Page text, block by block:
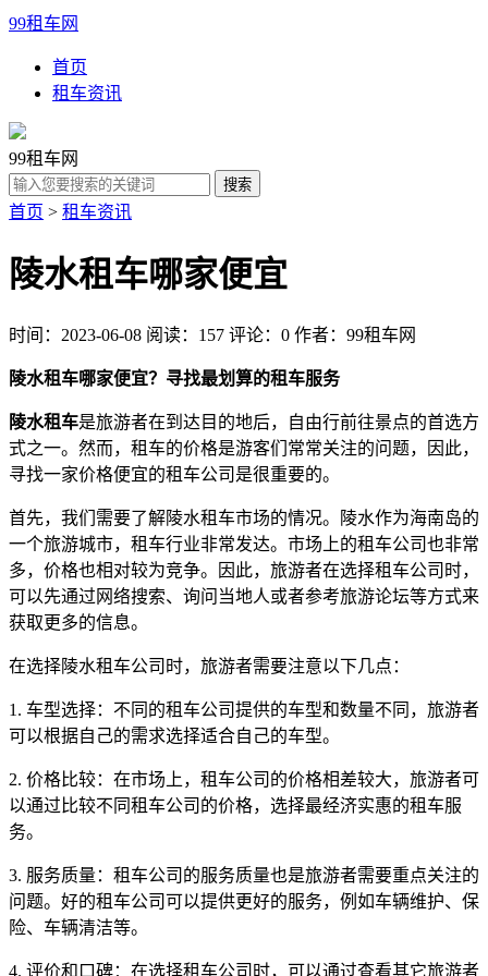
99租车网
首页
租车资讯
99租车网
首页 > 租车资讯
陵水租车哪家便宜
时间：2023-06-08 阅读：157 评论：0 作者：99租车网
陵水租车哪家便宜？寻找最划算的租车服务
陵水租车是旅游者在到达目的地后，自由行前往景点的首选方
式之一。然而，租车的价格是游客们常常关注的问题，因此，
寻找一家价格便宜的租车公司是很重要的。
首先，我们需要了解陵水租车市场的情况。陵水作为海南岛的
一个旅游城市，租车行业非常发达。市场上的租车公司也非常
多，价格也相对较为竞争。因此，旅游者在选择租车公司时，
可以先通过网络搜索、询问当地人或者参考旅游论坛等方式来
获取更多的信息。
在选择陵水租车公司时，旅游者需要注意以下几点：
1. 车型选择：不同的租车公司提供的车型和数量不同，旅游者
可以根据自己的需求选择适合自己的车型。
2. 价格比较：在市场上，租车公司的价格相差较大，旅游者可
以通过比较不同租车公司的价格，选择最经济实惠的租车服
务。
3. 服务质量：租车公司的服务质量也是旅游者需要重点关注的
问题。好的租车公司可以提供更好的服务，例如车辆维护、保
险、车辆清洁等。
4. 评价和口碑：在选择租车公司时，可以通过查看其它旅游者